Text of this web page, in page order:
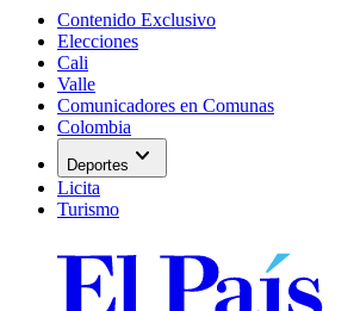
Contenido Exclusivo
Elecciones
Cali
Valle
Comunicadores en Comunas
Colombia
Deportes expand_more
Licita
Turismo